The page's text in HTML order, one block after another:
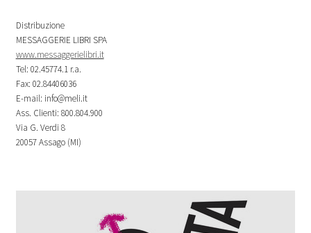
Distribuzione
MESSAGGERIE LIBRI SPA
www.messaggerielibri.it
Tel: 02.45774.1 r.a.
Fax: 02.84406036
E-mail: info@meli.it
Ass. Clienti: 800.804.900
Via G. Verdi 8
20057 Assago (MI)